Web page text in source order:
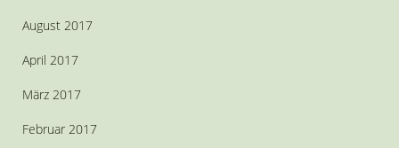
August 2017
April 2017
März 2017
Februar 2017